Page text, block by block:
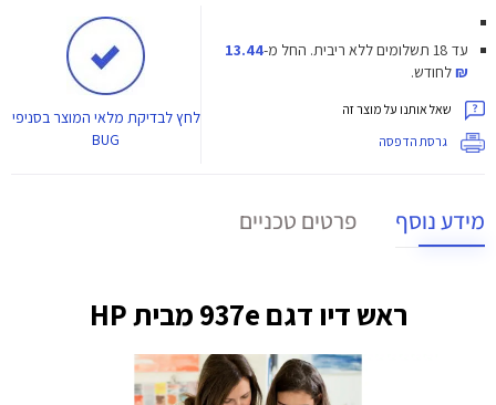
עד 18 תשלומים ללא ריבית. החל מ-13.44
₪לחודש.
שאל אותנו על מוצר זה
גרסת הדפסה
לחץלבדיקת מלאי המוצר בסניפי
BUG
מידע נוסף פרטים טכניים
ראש דיו דגם 937e מבית HP